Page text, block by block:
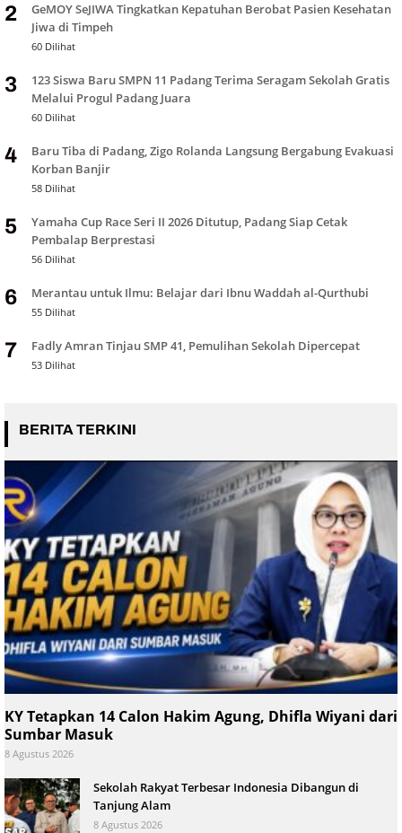
2
GeMOY SeJIWA Tingkatkan Kepatuhan Berobat Pasien Kesehatan
Jiwa di Timpeh
60 Dilihat
3
123 Siswa Baru SMPN 11 Padang Terima Seragam Sekolah Gratis
Melalui Progul Padang Juara
60 Dilihat
4
Baru Tiba di Padang, Zigo Rolanda Langsung Bergabung Evakuasi
Korban Banjir
58 Dilihat
5
Yamaha Cup Race Seri II 2026 Ditutup, Padang Siap Cetak
Pembalap Berprestasi
56 Dilihat
6 Merantau untuk Ilmu: Belajar dari Ibnu Waddah al-Qurthubi
55 Dilihat
7 Fadly Amran Tinjau SMP 41, Pemulihan Sekolah Dipercepat
53 Dilihat
BERITA TERKINI
KY Tetapkan 14 Calon Hakim Agung, Dhifla Wiyani dari
Sumbar Masuk
8 Agustus 2026
Sekolah Rakyat Terbesar Indonesia Dibangun di
Tanjung Alam
8 Agustus 2026